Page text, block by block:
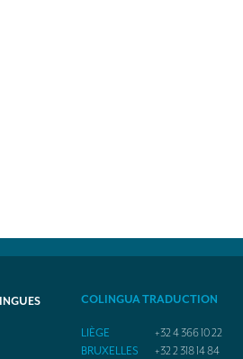
COLINGUA TRADUCTION
LIÈGE
+32 4 366 10 22
BRUXELLES
+32 2 318 14 84